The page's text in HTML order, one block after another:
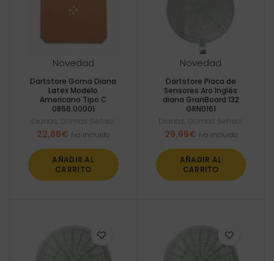
Novedad
Dartstore Goma Diana
Latex Modelo
Americano Tipo C
0856.00001
Dianas Gomas Sensor
22,86€ Iva incluido
AÑADIR AL
CARRITO
Novedad
Dartstore Placa de
Sensores Aro Inglés
diana GranBoard 132
GRN0161
Dianas ,Gomas Sensor
29,99€ Iva incluido
AÑADIR AL
CARRITO